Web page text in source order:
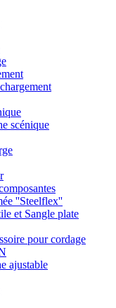
scénique
''Steelflex''
et Sangle plate
pour cordage
ajustable